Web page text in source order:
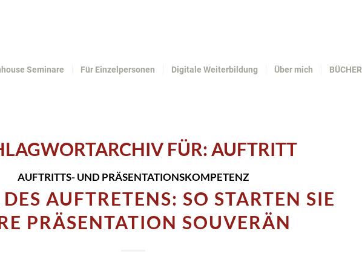
Seminare Für Einzelpersonen Digitale Weiterbildung Über mich BÜCHER
FÜR: AUFTRITT
AUFTRITTS- UND PRÄSENTATIONSKOMPETENZ
AUFTRETENS: SO STARTEN SIE
PRÄSENTATION SOUVERÄN